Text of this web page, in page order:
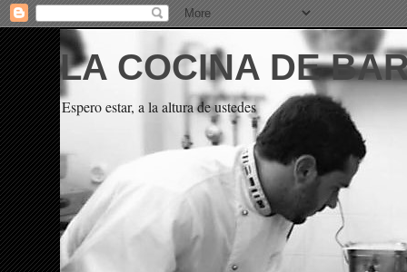
LA COCINA DE
Espero estar, a la altura de ustedes